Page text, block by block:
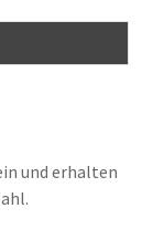
und erhalten